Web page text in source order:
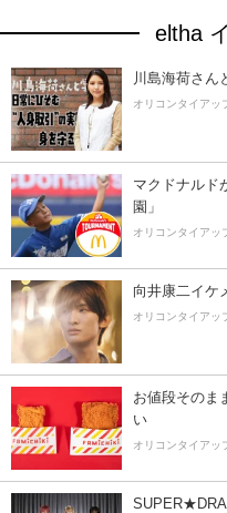
eltha
川島海荷さん
オリコンタイアッ
マクドナルド
園」
オリコンタイアッ
向井康二イケ
オリコンタイアッ
お値段そのま
い
オリコンタイアッ